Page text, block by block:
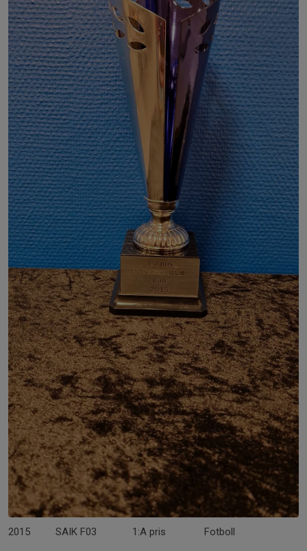
2015 SAIK F03 1:A pris Fotboll